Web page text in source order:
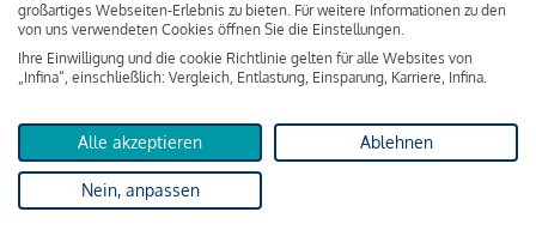
Broker GmbH
von 237.000 Euro ausgezahlt, um die Wohnung zu kaufen.
Darüber hinaus fallen aber noch einige Gebühren an (z. B. die
Grundbucheintragungsgebühr), sodass die Bank den
großartiges Webseiten-Erlebnis zu bieten. Für weitere Informationen zu den
von uns verwendeten Cookies öffnen Sie die Einstellungen.
Ihre Einwilligung und die cookie Richtlinie gelten für alle Websites von
„Infina“, einschließlich: Vergleich, Entlastung, Einsparung, Karriere, Infina.
Alle akzeptieren Ablehnen
Nein, anpassen